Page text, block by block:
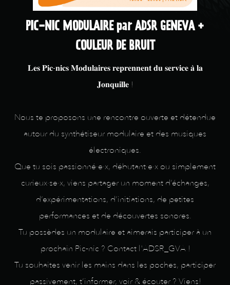
PIC-NIC MODULAIRE par ADSR GENEVA +
COULEUR DE BRUIT
𝐋𝐞𝐬 𝐏𝐢𝐜-𝐧𝐢𝐜𝐬 𝐌𝐨𝐝𝐮𝐥𝐚𝐢𝐫𝐞𝐬 𝐫𝐞𝐩𝐫𝐞𝐧𝐧𝐞𝐧𝐭 𝐝𝐮 𝐬𝐞𝐫𝐯𝐢𝐜𝐞 𝐚̀ 𝐥𝐚
𝐉𝐨𝐧𝐪𝐮𝐢𝐥𝐥𝐞 !
Nous te proposons une rencontre ouverte et détendue
autour du synthétiseur modulaire et des musiques
électroniques.
Que tu sois passionné·e·x, débutant·e·x ou simplement
curieux·se·x, viens partager un moment d’échanges,
d’expérimentations, d’initiations, de petites
performances et de découvertes sonores.
Tu possèdes un modulaire et aimerais participer à un
prochain Pic-nic ? Contact l'ADSR_GVA !
Tu souhaites venir les mains dans les poches, participer
passivement, t’informer, voir & écouter ? Viens!